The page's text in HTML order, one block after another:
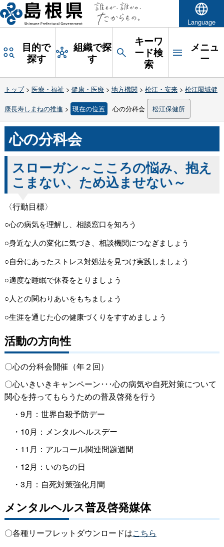
Language
目的で
探す
組織で探
す
キーワ
ード検
索
メニュ
ー
トップ> 医療・福祉 > 健康・医療 > 地方機関> 松江・安来> 松江圏域健
康長寿しまねの推進 > 現在の位置 心の分科会 松江保健所
心の分科会
スローガン～こころの悩み、抱え
こまない、ため込ませない～
〈行動目標〉
○心の病気を理解し、相談窓口を知ろう
○身近な人の変化に気づき、相談機関につなぎましょう
○自分にあったストレス対処法を見つけ実践しましょう
○適度な睡眠で休養をとりましょう
○人との関わりあいをもちましょう
○生涯を通じた心の健康づくりをすすめましょう
活動の方向性
〇心の分科会開催（年２回）
〇心いきいきキャンペーン･･･心の病気や自死対策について
関心を持ってもらうための普及啓発を行う
・9月：世界自殺予防デー
・10月：メンタルヘルスデー
・11月：アルコール関連問題週間
・12月：いのちの日
・3月：自死対策強化月間
メンタルヘルス普及啓発媒体
〇各種リーフレットダウンロードはこちら